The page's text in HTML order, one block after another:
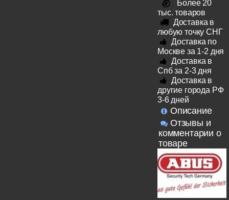
Более 20
тыс. товаров
Доставка в
любую точку СНГ
Доставка по
Москве за 1-2 дня
Доставка в
Спб за 2-3 дня
Доставка в
другие города РФ
3-6 дней
Описание
Отзывы и
комментарии о
товаре